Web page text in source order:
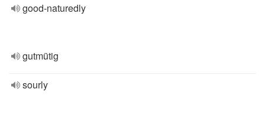
good-naturedly
gutmütig
sourly